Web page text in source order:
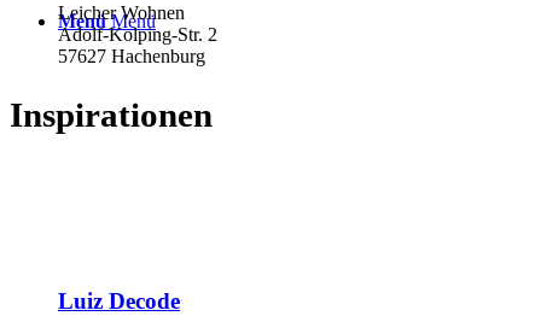
Menü Menü
Leicher Wohnen
Adolf-Kolping-Str. 2
57627 Hachenburg
Inspirationen
Luiz Decode